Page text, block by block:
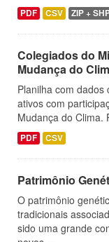
PDF CSV ZIP +
Colegiados do
Mudança do
Planilha com
ativos com
Mudança do Clima.
PDF CSV
Patrimônio
O patrimônio
tradicionais
sido uma grande